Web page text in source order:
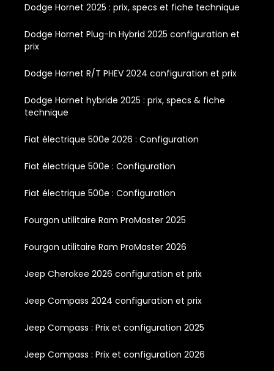
Dodge Hornet 2025 : prix, specs et fiche technique
Dodge Hornet Plug-In Hybrid 2025 configuration et
prix
Dodge Hornet R/T PHEV 2024 configuration et prix
Dodge Hornet hybride 2025 : prix, specs & fiche
technique
Fiat électrique 500e 2026 : Configuration
Fiat électrique 500e : Configuration
Fiat électrique 500e : Configuration
Fourgon utilitaire Ram ProMaster 2025
Fourgon utilitaire Ram ProMaster 2026
Jeep Cherokee 2026 configuration et prix
Jeep Compass 2024 configuration et prix
Jeep Compass : Prix et configuration 2025
Jeep Compass : Prix et configuration 2026